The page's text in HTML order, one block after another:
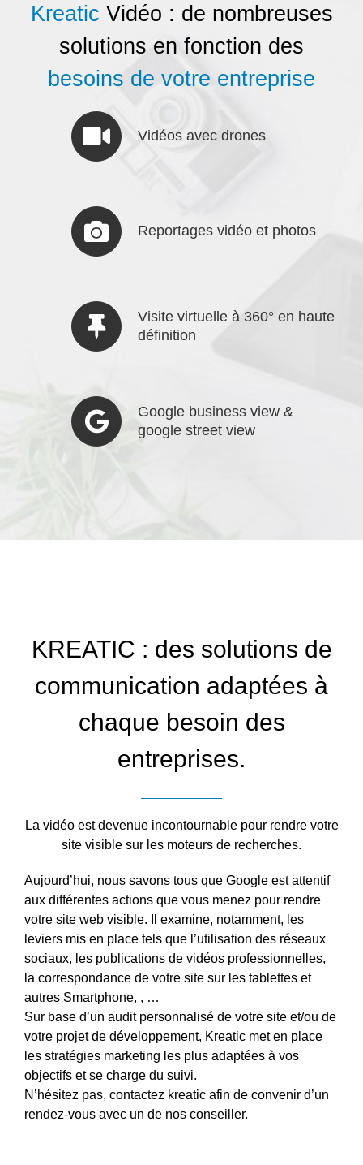
Kreatic Vidéo : de nombreuses
solutions en fonction des
besoins de votre entreprise
Vidéos avec drones
Reportages vidéo et photos
Visite virtuelle à 360° en haute
définition
Google business view &
google street view
KREATIC : des solutions de
communication adaptées à
chaque besoin des
entreprises.
La vidéo est devenue incontournable pour rendre votre
site visible sur les moteurs de recherches.
Aujourd’hui, nous savons tous que Google est attentif
aux différentes actions que vous menez pour rendre
votre site web visible. Il examine, notamment, les
leviers mis en place tels que l’utilisation des réseaux
sociaux, les publications de vidéos professionnelles,
la correspondance de votre site sur les tablettes et
autres Smartphone, , …
Sur base d’un audit personnalisé de votre site et/ou de
votre projet de développement, Kreatic met en place
les stratégies marketing les plus adaptées à vos
objectifs et se charge du suivi.
N’hésitez pas, contactez kreatic afin de convenir d’un
rendez-vous avec un de nos conseiller.